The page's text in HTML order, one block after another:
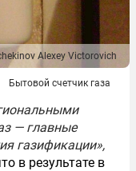
Alexey Victorovich
Бытовой счетчик газа
— главные
газификации»,
в результате в